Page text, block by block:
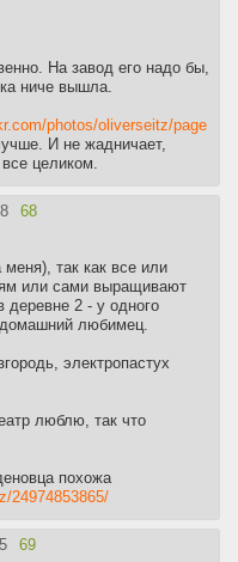
На завод его надо бы,
ниче вышла.
photos/oliverseitz/page
И не жадничает,
целиком.
68
так как все или
или сами выращивают
деревне 2 - у одного
любимец.
электропастух
люблю, так что
похожа
24974853865/
69